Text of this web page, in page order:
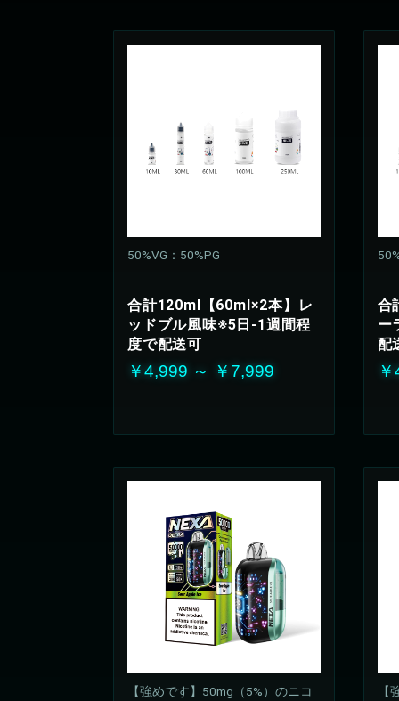
50%VG：50%PG
合計120ml【60ml×2本】レ
ッドブル風味※5日-1週間程
度で配送可
￥4,999 ～ ￥7,999
合
ー
配
【強めです】50mg（5%）のニコ
【